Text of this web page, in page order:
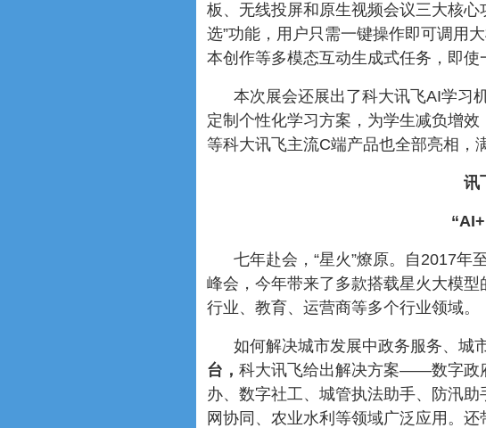
板、无线投屏和原生视频会议三大核
选”功能，用户只需一键操作即可调用
本创作等多模态互动生成式任务，即使
本次展会还展出了科大讯飞AI学习
定制个性化学习方案，为学生减负增
等科大讯飞主流C端产品也全部亮相，
讯
七年赴会，“星火”燎原。自2017年
峰会，今年带来了多款搭载星火大模
行业、教育、运营商等多个行业领域。
如何解决城市发展中政务服务、城
台， 科大讯飞给出解决方案——数字政
办、数字社工、城管执法助手、防汛
网协同、农业水利等领域广泛应用。